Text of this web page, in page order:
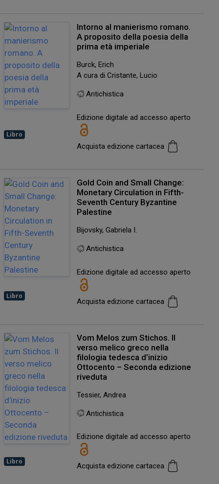
Libro
Intorno al manierismo romano.
A proposito della poesia della
prima età imperiale
Burck, Erich
A cura di Cristante, Lucio
Antichistica
Edizione digitale ad accesso aperto
Acquista edizione cartacea
Libro
Gold Coin and Small Change:
Monetary Circulation in Fifth-
Seventh Century Byzantine
Palestine
Bijovsky, Gabriela I.
Antichistica
Edizione digitale ad accesso aperto
Acquista edizione cartacea
Libro
Vom Melos zum Stichos. Il
verso melico greco nella
filologia tedesca d’inizio
Ottocento – Seconda edizione
riveduta
Tessier, Andrea
Antichistica
Edizione digitale ad accesso aperto
Acquista edizione cartacea